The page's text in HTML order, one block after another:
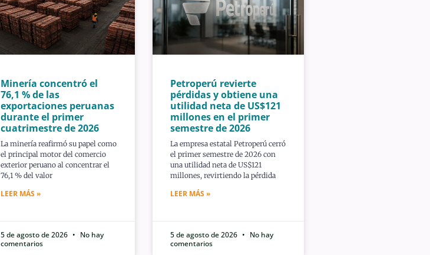
Minería concentró el
76,1 % de las
exportaciones peruanas
durante el primer
cuatrimestre de 2026
La minería reafirmó su papel como
el principal motor del comercio
exterior peruano al concentrar el
76,1 % del valor
LEER MÁS »
5 de agosto de 2026
No hay
comentarios
Petroperú revierte
pérdidas y obtiene una
utilidad neta de US$121
millones en el primer
semestre de 2026
La empresa estatal Petroperú cerró
el primer semestre de 2026 con
una utilidad neta de US$121
millones, revirtiendo la pérdida
LEER MÁS »
5 de agosto de 2026
No hay
comentarios